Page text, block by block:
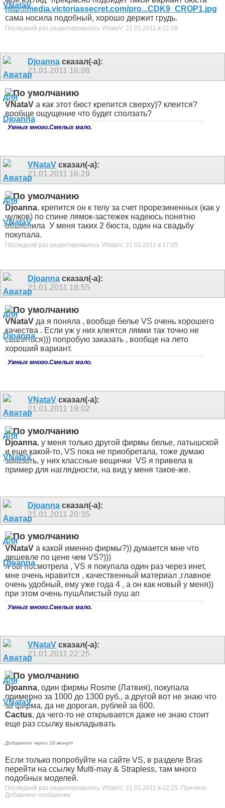
http://media.victoriassecret.com/pro...CDK9_CROP1.jpg
сама носила подобный, хорошо держит грудь.
Последний раз редактировалось VNataV; 21.01.2011 в 22:28
Djoanna сказал(-а):
21.01.2011 16:08
VNataV а как этот бюст крепится сверху)? клеится?
вообще ощущение что будет сползать?
Умных много.Смелых мало.
VNataV сказал(-а):
21.01.2011 16:29
Djoanna, крепится он к телу за счет прорезиненных (как у
чулков) по спине лямок-застежек надеюсь понятно
объяснила У меня таких 2 бюста, один на свадьбу
покупала.
Последний раз редактировалось VNataV; 21.01.2011 в 17:05
Djoanna сказал(-а):
21.01.2011 18:55
VNataV да я поняла , вообще белье VS очень хорошего
качества . Если уж у них клеятся лямки так точно не
сваляться))) попробую заказать , вообще на лето
хороший вариант.
Умных много.Смелых мало.
VNataV сказал(-а):
21.01.2011 19:02
Djoanna, у меня только другой фирмы белье, латышской
и еще какой-то, VS пока не приобретала, тоже думаю
заказать, у них классные вещички VS я привела в
пример для наглядности, на вид у меня такое-же.
Djoanna сказал(-а):
21.01.2011 20:35
VNataV а какой именно фирмы?)) думается мне что
дешевле по цене чем VS?)))
я бы посмотрела , VS я покупала один раз через инет,
мне очень нравится , качественный материал ,главное
очень удобный, ему уже года 4 , а он как новый у меня))
при этом очень пушАпистый пуш ап
Умных много.Смелых мало.
VNataV сказал(-а):
21.01.2011 22:25
Djoanna, один фирмы Rosme (Латвия), покупала
примерно за 1000 до 1300 руб., а другой вот не знаю что
за фирма, да не дорогая, рублей за 600.
Cactus, да чего-то не открывается даже не знаю стоит
еще раз ссылку выкладывать
Добавлено через 16 минут
Если только попробуйте на сайте VS, в разделе Bras
перейти на ссылку Multi-may & Strapless, там много
подобных моделей.
Последний раз редактировалось VNataV; 21.01.2011 в 22:25. Причина:
Добавлено сообщение